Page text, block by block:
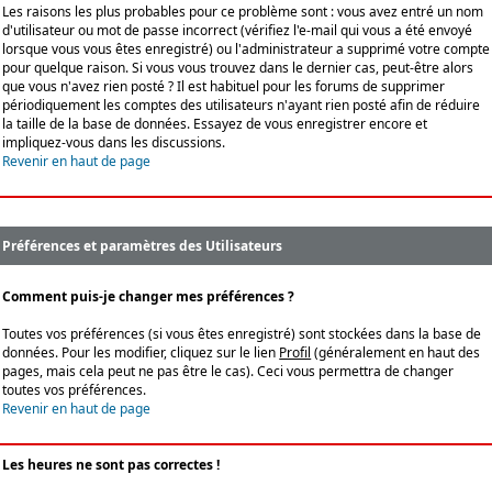
Les raisons les plus probables pour ce problème sont : vous avez entré un nom
d'utilisateur ou mot de passe incorrect (vérifiez l'e-mail qui vous a été envoyé
lorsque vous vous êtes enregistré) ou l'administrateur a supprimé votre compte
pour quelque raison. Si vous vous trouvez dans le dernier cas, peut-être alors
que vous n'avez rien posté ? Il est habituel pour les forums de supprimer
périodiquement les comptes des utilisateurs n'ayant rien posté afin de réduire
la taille de la base de données. Essayez de vous enregistrer encore et
impliquez-vous dans les discussions.
Revenir en haut de page
Préférences et paramètres des Utilisateurs
Comment puis-je changer mes préférences ?
Toutes vos préférences (si vous êtes enregistré) sont stockées dans la base de
données. Pour les modifier, cliquez sur le lien Profil (généralement en haut des
pages, mais cela peut ne pas être le cas). Ceci vous permettra de changer
toutes vos préférences.
Revenir en haut de page
Les heures ne sont pas correctes !